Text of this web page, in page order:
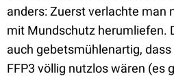
anders: Zuerst verlachte man
mit Mundschutz herumliefen.
auch gebetsmühlenartig,
FFP3 völlig nutzlos wären (es